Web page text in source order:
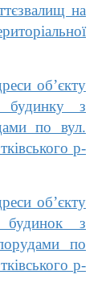
на
об’єкту
будинку з
по вул.
р-
об’єкту
будинок з
по
р-